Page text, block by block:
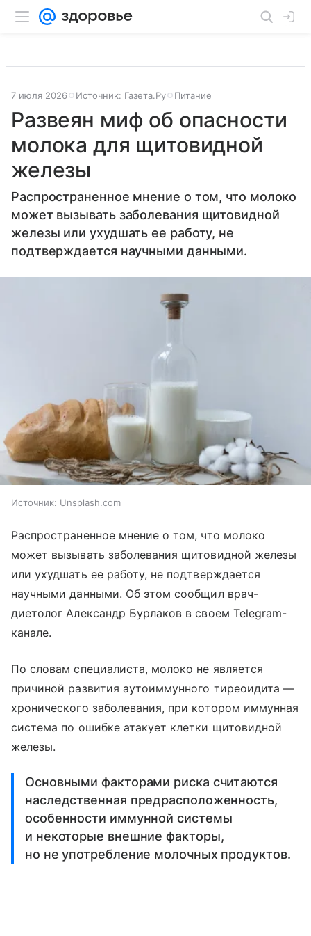
7 июля 2026 Источник: Газета.Ру Питание
Развеян миф об опасности
молока для щитовидной
железы
Распространенное мнение о том, что молоко
может вызывать заболевания щитовидной
железы или ухудшать ее работу, не
подтверждается научными данными.
Источник: Unsplash.com
Распространенное мнение о том, что молоко
может вызывать заболевания щитовидной железы
или ухудшать ее работу, не подтверждается
научными данными. Об этом сообщил врач-
диетолог Александр Бурлаков в своем Telegram-
канале.
По словам специалиста, молоко не является
причиной развития аутоиммунного тиреоидита —
хронического заболевания, при котором иммунная
система по ошибке атакует клетки щитовидной
железы.
Основными факторами риска считаются
наследственная предрасположенность,
особенности иммунной системы
и некоторые внешние факторы,
но не употребление молочных продуктов.